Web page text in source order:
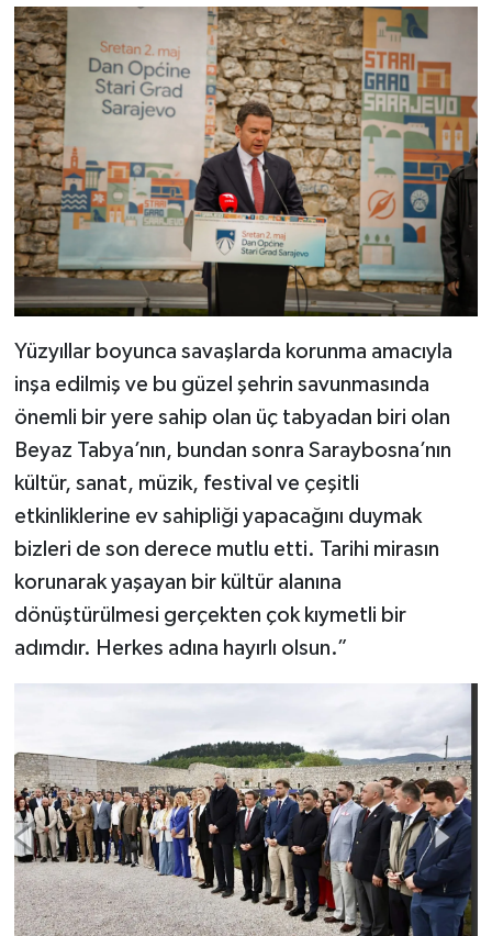
Yüzyıllar boyunca savaşlarda korunma amacıyla
inşa edilmiş ve bu güzel şehrin savunmasında
önemli bir yere sahip olan üç tabyadan biri olan
Beyaz Tabya’nın, bundan sonra Saraybosna’nın
kültür, sanat, müzik, festival ve çeşitli
etkinliklerine ev sahipliği yapacağını duymak
bizleri de son derece mutlu etti. Tarihi mirasın
korunarak yaşayan bir kültür alanına
dönüştürülmesi gerçekten çok kıymetli bir
adımdır. Herkes adına hayırlı olsun.”